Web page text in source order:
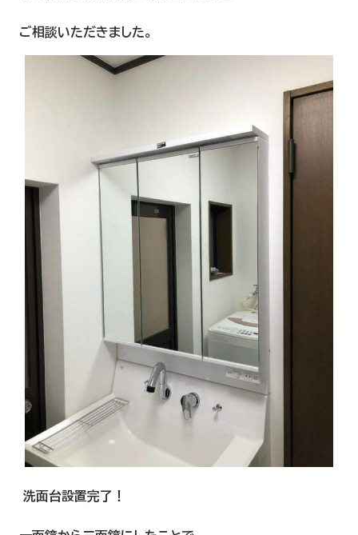
ご相談いただきました。
洗面台設置完了！